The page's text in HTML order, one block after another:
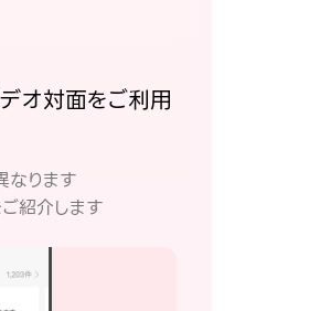
デオ対面をご利用
なります
紹介します